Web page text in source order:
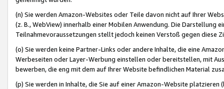
(n) Sie werden Amazon-Websites oder Teile davon nicht auf Ihrer
(z. B., WebView) innerhalb einer Mobilen Anwendung. Die Darstellung
Teilnahmevoraussetzungen stellt jedoch keinen Verstoß gegen diese
(o) Sie werden keine Partner-Links oder andere Inhalte, die eine
Werbeseiten oder Layer-Werbung einstellen oder bereitstellen, mit
bewerben, die eng mit dem auf Ihrer Website befindlichen Material
(p) Sie werden in Inhalte, die Sie auf einer Amazon-Website